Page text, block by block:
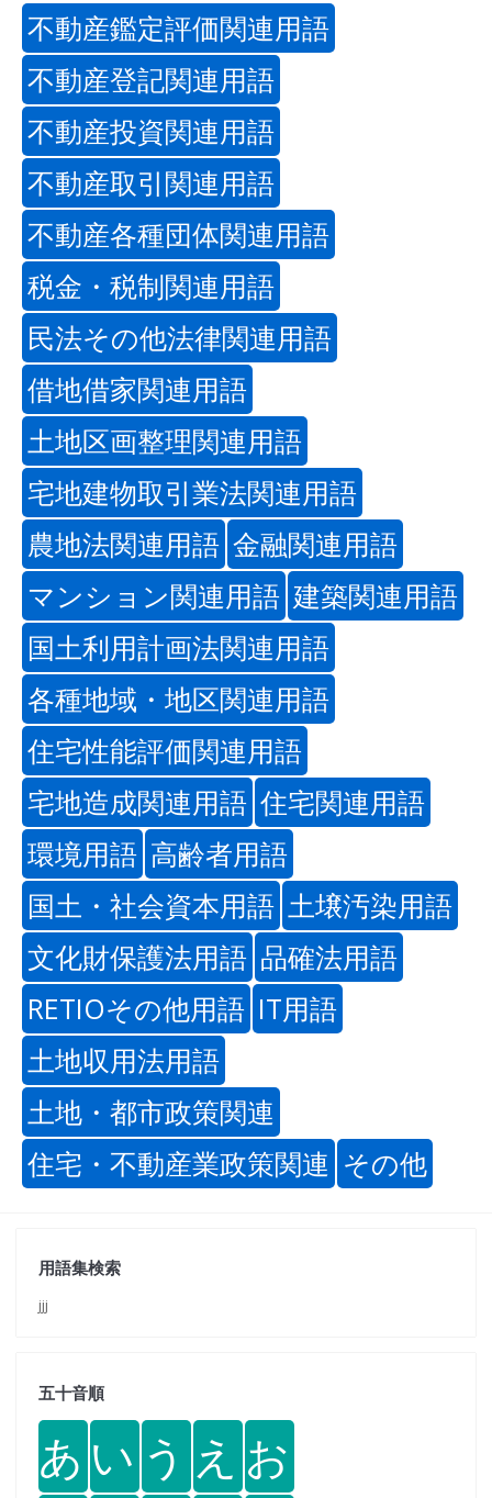
不動産鑑定評価関連用語
不動産登記関連用語
不動産投資関連用語
不動産取引関連用語
不動産各種団体関連用語
税金・税制関連用語
民法その他法律関連用語
借地借家関連用語
土地区画整理関連用語
宅地建物取引業法関連用語
農地法関連用語 金融関連用語
マンション関連用語 建築関連用語
国土利用計画法関連用語
各種地域・地区関連用語
住宅性能評価関連用語
宅地造成関連用語 住宅関連用語
環境用語 高齢者用語
国土・社会資本用語 土壌汚染用語
文化財保護法用語 品確法用語
RETIOその他用語 IT用語
土地収用法用語
土地・都市政策関連
住宅・不動産業政策関連 その他
用語集検索
jjj
五十音順
あ い う え お